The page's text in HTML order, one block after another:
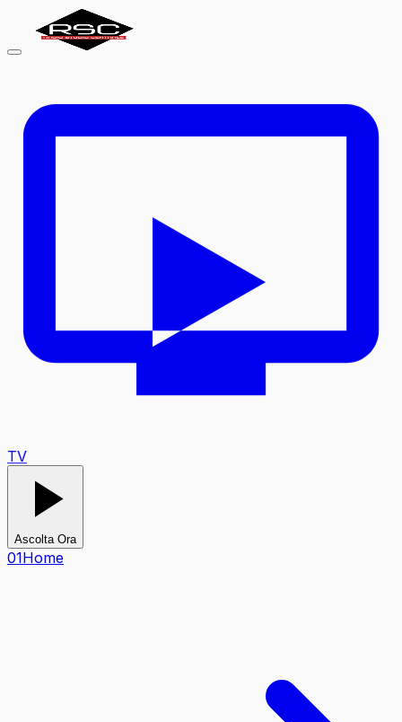
Ascolta Ora
01Home